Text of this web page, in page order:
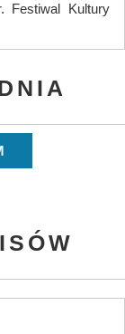
Festiwal Kultury